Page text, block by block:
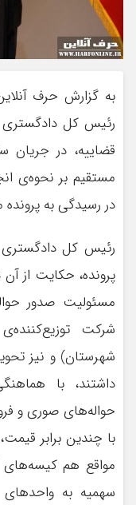
به گزارش حرف
رئیس کل دادگستری
قضاییه، در جریان
مستقیم بر نحوه‌ی
در رسیدگی به پرونده
رئیس کل دادگستری
پرونده، حکایت از آن
مسئولیت صدور
شرکت
شهرستان) و نیز
داشتند، با
حواله‌های صوری و
با چندین برابر
مواقع هم کیسه‌های
سهمیه به